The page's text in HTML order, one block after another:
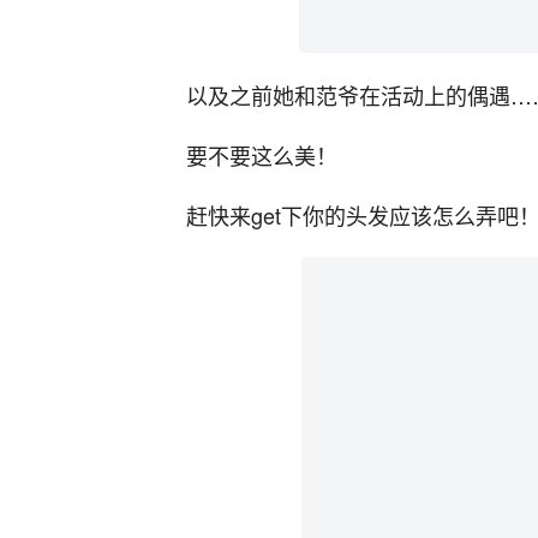
以及之前她和范爷在活动上的偶遇
要不要这么美！
赶快来get下你的头发应该怎么弄吧